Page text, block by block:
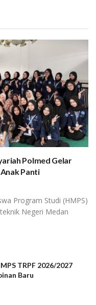
Polmed Gelar
Panti
Program Studi (HMPS)
Negeri Medan
TRPF 2026/2027
Baru